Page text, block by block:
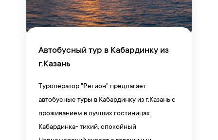
Автобусный тур в Кабардинку из
г.Казань
Туроператор "Регион" предлагает
автобусные туры в Кабардинку из г.Казань с
проживанием в лучших гостиницах.
Кабардинка- тихий, спокойный